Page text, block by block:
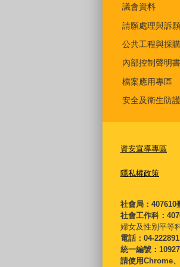
議會資料
請願處理與訴
公共工程與採
內部控制聲明書
檔案應用專區
安全及衛生防
資安宣導專區
隱私權政策
社會局：407610
社會工作科：
婦女及性別平等
電話：04-
統一編號：
請使用Chrome